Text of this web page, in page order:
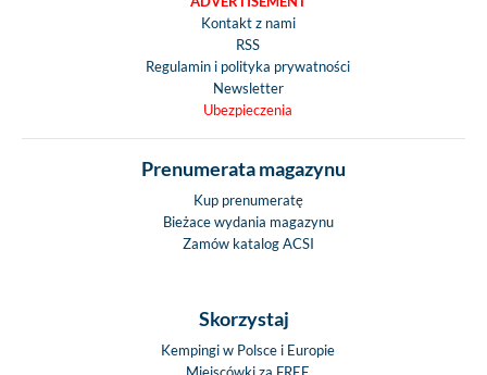
Kontakt z nami
RSS
Regulamin i polityka prywatności
Newsletter
Ubezpieczenia
Prenumerata magazynu
Kup prenumeratę
Bieżace wydania magazynu
Zamów katalog ACSI
Skorzystaj
Kempingi w Polsce i Europie